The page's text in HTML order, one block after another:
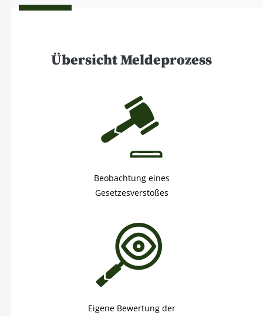
Übersicht Meldeprozess
Beobachtung eines
Gesetzesverstoßes
Eigene Bewertung der